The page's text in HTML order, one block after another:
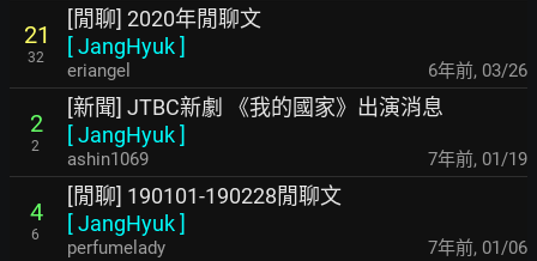
21
32
[閒聊] 2020年閒聊文
[JangHyuk]
eriangel 6年前, 03/26
2
2
[新聞] JTBC新劇 《我的國家》出演消息
[JangHyuk]
ashin1069 7年前, 01/19
4
6
[閒聊] 190101-190228閒聊文
[JangHyuk]
perfumelady 7年前, 01/06